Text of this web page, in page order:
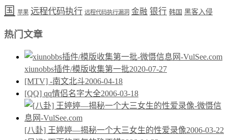
国
苹果 远程代码执行 远程代码执行漏洞 金融 银行 韩国 黑客入侵
热门文章
xiunobbs插件/模版收集第一批2020-07-27
[MTV] -南文北斗2006-04-18
[QQ] qq情侣名字大全2006-03-18
[八卦] 王婷婷—揭秘一个大三女生的性爱录像2006-03-22